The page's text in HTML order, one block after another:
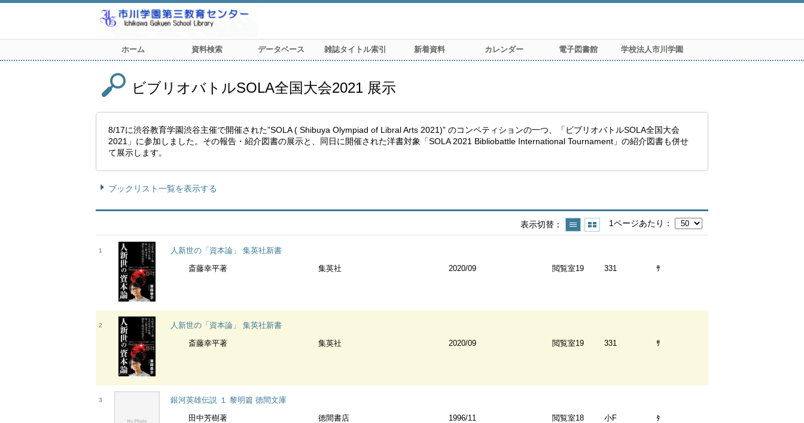
ホーム 資料検索 データベース 雑誌タイトル索引 新着資料 カレンダー 電子図書館 学校法人市川学園
ビブリオバトルSOLA全国大会2021 展示
8/17に渋谷教育学園渋谷主催で開催された”SOLA ( Shibuya Olympiad of Libral Arts 2021)” のコンペティションの一つ、「ビブリオバトルSOLA全国大会
2021」に参加しました。その報告・紹介図書の展示と、同日に開催された洋書対象「SOLA 2021 Bibliobattle International Tournament」の紹介図書も併せ
て展示します。
ブックリスト一覧を表示する
表示切替 1ページあたり
1
人新世の「資本論」 集英社新書
斎藤幸平著
集英社 2020/09 閲覧室19 331 ｻ
2
人新世の「資本論」 集英社新書
斎藤幸平著
集英社 2020/09 閲覧室19 331 ｻ
3
銀河英雄伝説 １ 黎明篇 徳間文庫
田中芳樹著
徳間書店 1996/11 閲覧室18 小F ﾀ